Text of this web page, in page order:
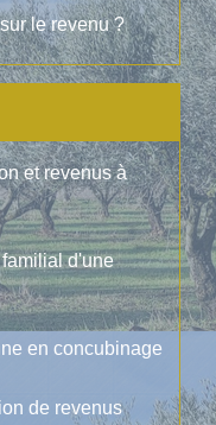
le revenu ?
et revenus à
d'une
en concubinage
de revenus